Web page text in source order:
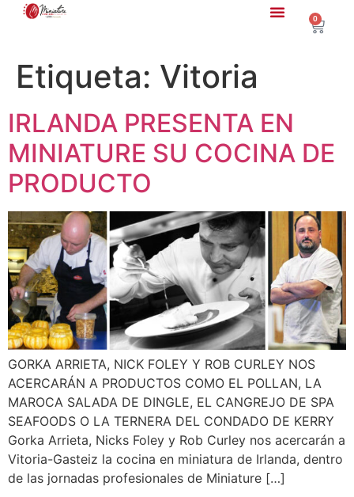
0
Etiqueta: Vitoria
IRLANDA PRESENTA EN
MINIATURE SU COCINA DE
PRODUCTO
GORKA ARRIETA, NICK FOLEY Y ROB CURLEY NOS
ACERCARÁN A PRODUCTOS COMO EL POLLAN, LA
MAROCA SALADA DE DINGLE, EL CANGREJO DE SPA
SEAFOODS O LA TERNERA DEL CONDADO DE KERRY
Gorka Arrieta, Nicks Foley y Rob Curley nos acercarán a
Vitoria-Gasteiz la cocina en miniatura de Irlanda, dentro
de las jornadas profesionales de Miniature […]